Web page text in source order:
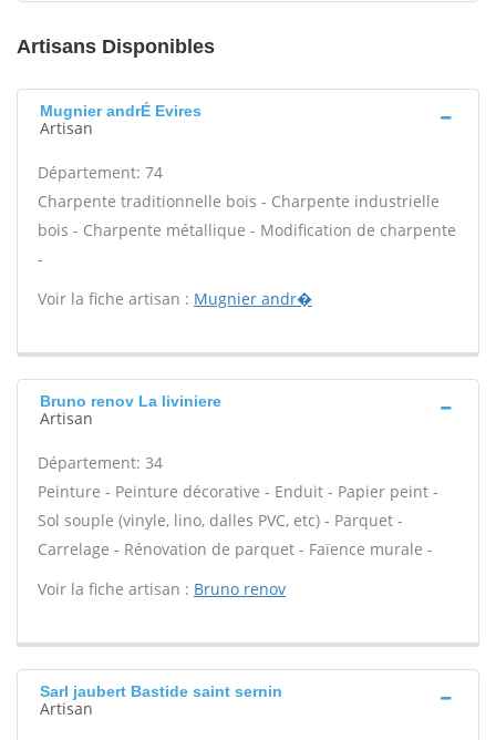
Artisans Disponibles
Mugnier andrÉ Evires
Artisan
Département: 74
Charpente traditionnelle bois - Charpente industrielle
bois - Charpente métallique - Modification de charpente
-
Voir la fiche artisan : Mugnier andr�
Bruno renov La liviniere
Artisan
Département: 34
Peinture - Peinture décorative - Enduit - Papier peint -
Sol souple (vinyle, lino, dalles PVC, etc) - Parquet -
Carrelage - Rénovation de parquet - Faïence murale -
Voir la fiche artisan : Bruno renov
Sarl jaubert Bastide saint sernin
Artisan